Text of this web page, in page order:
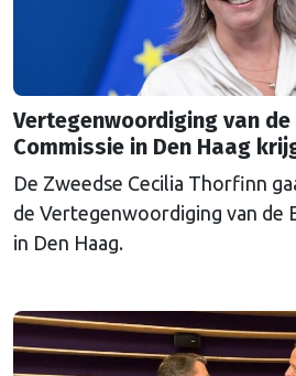
Vertegenwoordiging van de
Commissie in Den Haag
De Zweedse Cecilia Thorfinn
de Vertegenwoordiging van de
in Den Haag.